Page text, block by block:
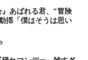
』あばれる君、“冒険
揺「僕はそうは思い